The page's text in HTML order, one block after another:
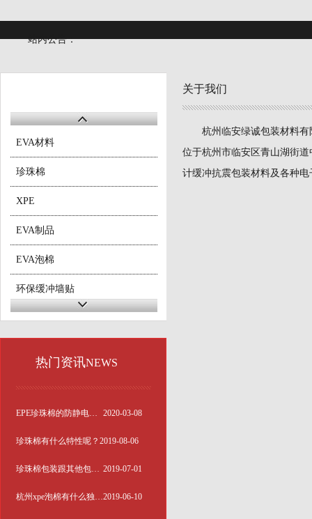
站内公告：
EVA材料
珍珠棉
XPE
EVA制品
EVA泡棉
环保缓冲墙贴
泡棉胶
纸托类包材
PE泡棉
热门资讯NEWS
EPE珍珠棉的防静电处理的优势 2020-03-08
珍珠棉有什么特性呢？ 2019-08-06
珍珠棉包装跟其他包装材料相比有多划算？ 2019-07-01
杭州xpe泡棉有什么独特的性能呢？2019-06-10
关于我们
杭州临安绿诚包装材料有
位于杭州市临安区青山湖街
计缓冲抗震包装材料及各种